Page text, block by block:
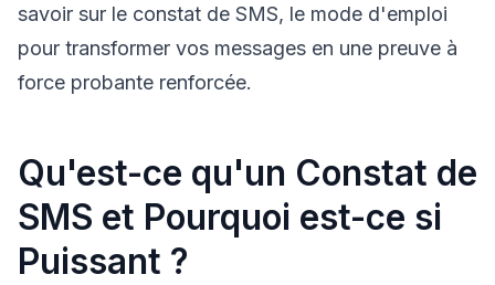
savoir sur le constat de SMS, le mode d'emploi
pour transformer vos messages en une preuve à
force probante renforcée.
Qu'est-ce qu'un Constat de
SMS et Pourquoi est-ce si
Puissant ?